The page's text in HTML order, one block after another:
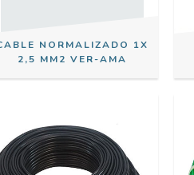
NORMALIZADO 1X
2,5 MM2 VER-AMA